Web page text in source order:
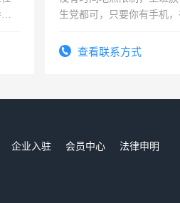
生党都可，只要你有手机
勤快的四五十，每天挣零花
查看联系方式
企业入驻 会员中心
法律申明